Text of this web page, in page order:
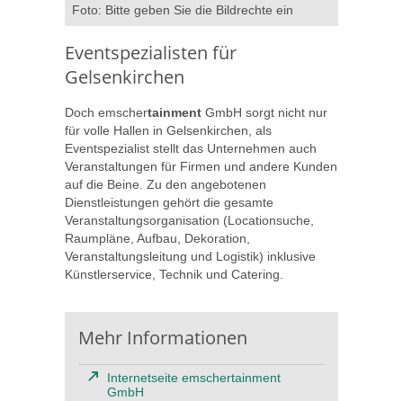
Foto: Bitte geben Sie die Bildrechte ein
Eventspezialisten für
Gelsenkirchen
Doch emschertainment GmbH sorgt nicht nur
für volle Hallen in Gelsenkirchen, als
Eventspezialist stellt das Unternehmen auch
Veranstaltungen für Firmen und andere Kunden
auf die Beine. Zu den angebotenen
Dienstleistungen gehört die gesamte
Veranstaltungsorganisation (Locationsuche,
Raumpläne, Aufbau, Dekoration,
Veranstaltungsleitung und Logistik) inklusive
Künstlerservice, Technik und Catering.
Mehr Informationen
Internetseite emschertainment
GmbH